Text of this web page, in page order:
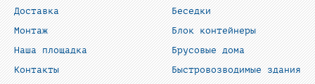
Доставка
Монтаж
Наша площадка
Контакты
Беседки
Блок контейнеры
Брусовые дома
Быстровозводимые здания